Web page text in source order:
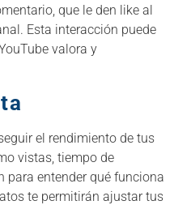
que le den like al
Esta interacción puede
valora y
el rendimiento de tus
vistas, tiempo de
para entender qué funciona
te permitirán ajustar tus